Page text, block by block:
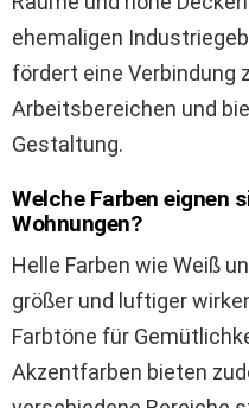
ehemaligen
fördert eine Verbindung
Arbeitsbereichen und
Gestaltung.
Welche Farben eignen
Wohnungen?
Helle Farben wie Weiß
größer und luftiger
Farbtöne für
Akzentfarben bieten